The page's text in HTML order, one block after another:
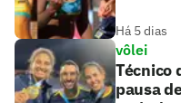
Há 5 dias
vôlei
Técnico
pausa